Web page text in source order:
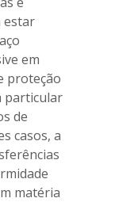
estar
em
proteção
particular
de
casos, a
matéria